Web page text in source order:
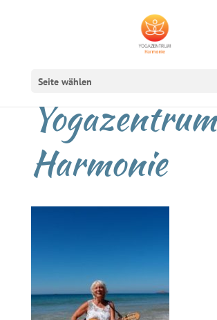
Seite wählen
Yogazentrum
Harmonie